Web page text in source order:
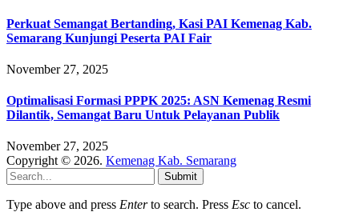
Perkuat Semangat Bertanding, Kasi PAI Kemenag Kab.
Semarang Kunjungi Peserta PAI Fair
November 27, 2025
Optimalisasi Formasi PPPK 2025: ASN Kemenag Resmi
Dilantik, Semangat Baru Untuk Pelayanan Publik
November 27, 2025
Copyright © 2026. Kemenag Kab. Semarang
Submit
Type above and press Enterto search. Press Esc to cancel.